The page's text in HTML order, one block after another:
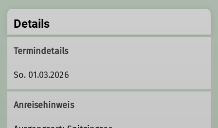
Details
Termindetails
So. 01.03.2026
Anreisehinweis